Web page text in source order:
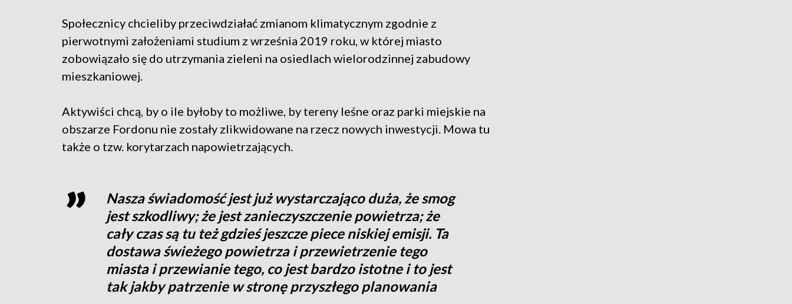
Społecznicy chcieliby przeciwdziałać zmianom klimatycznym zgodnie z
pierwotnymi założeniami studium z września 2019 roku, w której miasto
zobowiązało się do utrzymania zieleni na osiedlach wielorodzinnej zabudowy
mieszkaniowej.
Aktywiści chcą, by o ile byłoby to możliwe, by tereny leśne oraz parki miejskie na
obszarze Fordonu nie zostały zlikwidowane na rzecz nowych inwestycji. Mowa tu
także o tzw. korytarzach napowietrzających.
Nasza świadomość jest już wystarczająco duża, że smog
jest szkodliwy; że jest zanieczyszczenie powietrza; że
cały czas są tu też gdzieś jeszcze piece niskiej emisji. Ta
dostawa świeżego powietrza i przewietrzenie tego
miasta i przewianie tego, co jest bardzo istotne i to jest
tak jakby patrzenie w stronę przyszłego planowania